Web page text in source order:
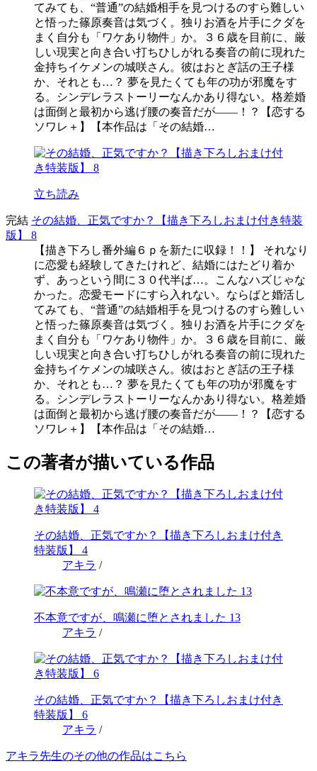
てみても、“普通”の結婚相手を見つけるのすら難しい
と悟った篠原奏音は気づく。独りお酒を片手にクダを
まく自分も「ワケあり物件」か。３６歳を目前に、厳
しい現実と向き合い打ちひしがれる奏音の前に現れた
金持ちイケメンの城咲さん。彼はおとぎ話の王子様
か、それとも…？ 夢を見たくても年の功が邪魔をす
る。シンデレラストーリーなんかあり得ない。格差婚
は面倒と最初から逃げ腰の奏音だが――！？【恋する
ソワレ＋】【本作品は「その結婚…
立ち読み
完結 その結婚、正気ですか？【描き下ろしおまけ付き特装
版】 8
【描き下ろし番外編６ｐを新たに収録！！】 それなり
に恋愛も経験してきたけれど、結婚にはたどり着か
ず、あっという間に３０代半ば…。こんなハズじゃな
かった。恋愛モードにすら入れない。ならばと婚活し
てみても、“普通”の結婚相手を見つけるのすら難しい
と悟った篠原奏音は気づく。独りお酒を片手にクダを
まく自分も「ワケあり物件」か。３６歳を目前に、厳
しい現実と向き合い打ちひしがれる奏音の前に現れた
金持ちイケメンの城咲さん。彼はおとぎ話の王子様
か、それとも…？ 夢を見たくても年の功が邪魔をす
る。シンデレラストーリーなんかあり得ない。格差婚
は面倒と最初から逃げ腰の奏音だが――！？【恋する
ソワレ＋】【本作品は「その結婚…
この著者が描いている作品
その結婚、正気ですか？【描き下ろしおまけ付き
特装版】 4
アキラ /
不本意ですが、鳴瀬に堕とされました 13
アキラ /
その結婚、正気ですか？【描き下ろしおまけ付き
特装版】 6
アキラ /
アキラ先生のその他の作品はこちら